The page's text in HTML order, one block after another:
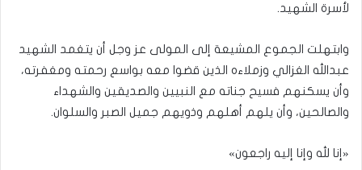
لأسرة الشهيد.
وابتهلت الجموع المشيعة إلى المولى عز وجل أن يتغمد الشهيد
عبدالله الغزالي وزملاءه الذين قضوا معه بواسع رحمته ومغفرته،
وأن يسكنهم فسيح جناته مع النبيين والصديقين والشهداء
والصالحين، وأن يلهم أهلهم وذويهم جميل الصبر والسلوان.
«إنا لله وإنا إليه راجعون»